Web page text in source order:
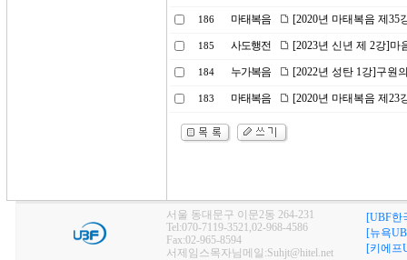
186 마태복음 [2020년 마태복음 제35
185 사도행전 [2023년 신년 제 2강]마
184 누가복음 [2022년 성탄 1강]구원
183 마태복음 [2020년 마태복음 제23
서울 동대문구 이문2동 264-231
Tel:070-7119-3521,02-968-4586
Fax:02-965-8594
서제임스목자님메일:Suhjt@hitel.net
[UBF한
[뉴욕
[키에프